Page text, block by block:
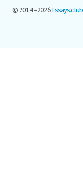
© 2014–2026Essays.club